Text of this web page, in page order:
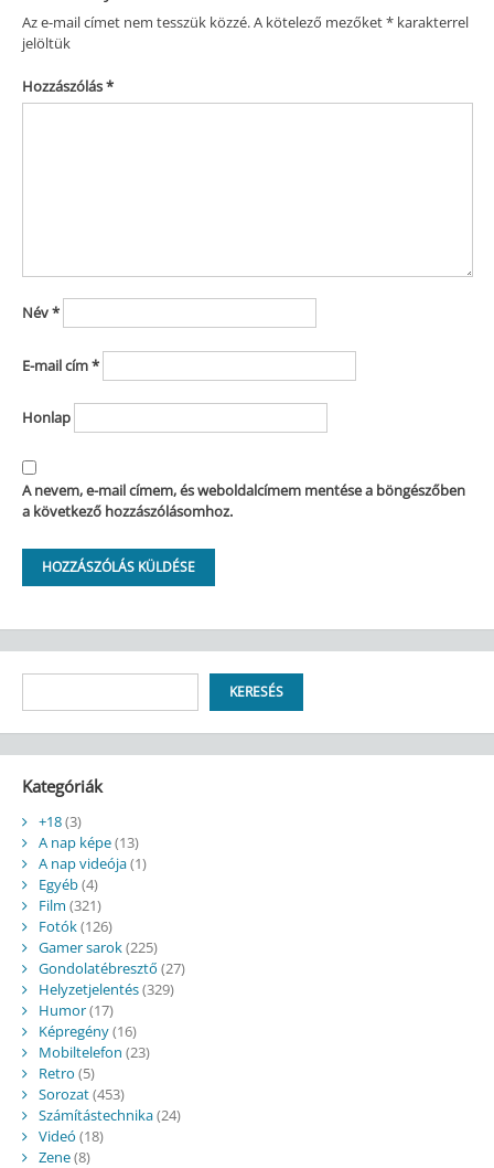
Az e-mail címet nem tesszük közzé.A kötelező mezőket*karakterrel
jelöltük
Hozzászólás*
Név*
E-mail cím*
Honlap
A nevem, e-mail címem, és weboldalcímem mentése a böngészőben
a következő hozzászólásomhoz.
KERESÉS
Kategóriák
+18(3)
A nap képe(13)
A nap videója(1)
Egyéb(4)
Film (321)
Fotók(126)
Gamer sarok(225)
Gondolatébresztő (27)
Helyzetjelentés(329)
Humor(17)
Képregény(16)
Mobiltelefon (23)
Retro (5)
Sorozat(453)
Számítástechnika(24)
Videó (18)
Zene(8)